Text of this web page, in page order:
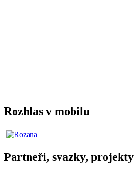
Rozhlas v mobilu
Partneři, svazky, projekty